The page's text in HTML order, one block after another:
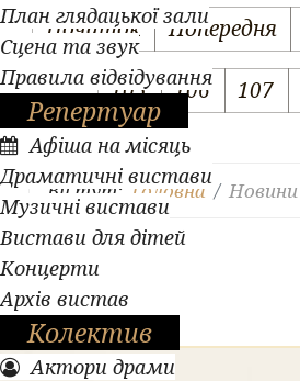
План глядацької зали
Сцена та звук
Правила відвідування
Репертуар
Афіша на місяць
Драматичні вистави
Музичні вистави
Вистави для дітей
Концерти
Архів вистав
Колектив
Актори драми
Початок Попередня
105 106 107
Ви тут:Головна Новини